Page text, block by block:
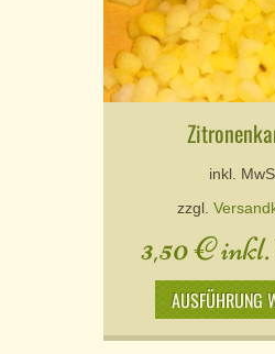
inkl.
zzgl.
3,50€
AUSFÜHRUNG